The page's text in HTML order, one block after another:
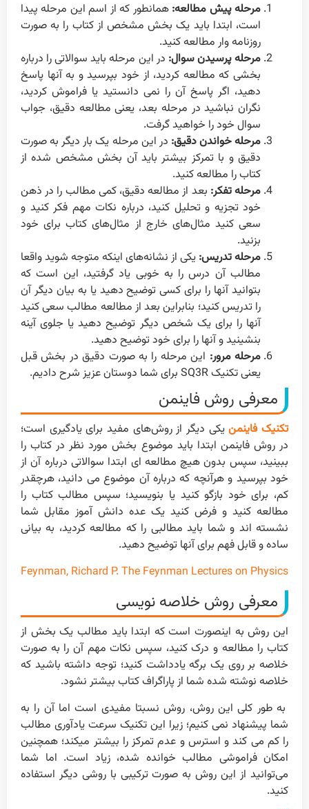
مرحله پیش مطالعه:همانطور که از اسم این مرحله پیدا
است، ابتدا باید یک بخش مشخص از کتاب را به صورت
روزنامه وار مطالعه کنید.
مرحله پرسیدن سوال: در این مرحله باید سوالاتی را درباره
بخشی که مطالعه کردید، از خود بپرسید و به آنها پاسخ
دهید، اگر پاسخ آن را نمی دانستید یا فراموش کردید،
نگران نباشید در مرحله بعد، یعنی مطالعه دقیق، جواب
سوال خود را خواهید گرفت.
مرحله خواندن دقیق: در این مرحله یک بار دیگر به صورت
دقیق و با تمرکز بیشتر باید آن بخش مشخص شده از
کتاب را مطالعه کنید.
مرحله تفکر: بعد از مطالعه دقیق، کمی مطالب را در ذهن
خود تجزیه و تحلیل کنید، درباره نکات مهم فکر کنید و
سعی کنید مثال‌های خارج از مثال‌های کتاب برای خود
بزنید.
مرحله تدریس: یکی از نشانه‌های اینکه متوجه شوید واقعا
مطالب آن درس را به خوبی یاد گرفتید، این است که
بتوانید آنها را برای کسی توضیح دهید یا به بیان دیگر آن
را تدریس کنید؛ بنابراین بعد از مطالعه مطالب سعی کنید
آنها را برای یک شخص دیگر توضیح دهید یا جلوی آینه
بنشینید و آنها را برای خود توضیح دهید.
مرحله مرور: این مرحله را به صورت دقیق در بخش قبل
یعنی تکنیک SQ3R برای شما دوستان عزیز شرح دادیم.
معرفی روش فاینمن
تکنیک فاینمنیکی دیگر از روش‌های مفید برای یادگیری است؛
در روش فاینمن ابتدا باید موضوع بخش مورد نظر در کتاب را
ببینید، سپس بدون هیچ مطالعه ای ابتدا سوالاتی درباره آن از
خود بپرسید و هرآنچه که درباره آن موضوع می دانید، هرچقدر
کم، برای خود بازگو کنید یا بنویسید؛ سپس مطالب کتاب را
مطالعه کنید و فرض کنید یک عده دانش آموز مقابل شما
نشسته اند و شما باید مطالبی را که مطالعه کردید، به بیانی
ساده و قابل فهم برای آنها توضیح دهید.
Feynman, Richard P. The Feynman Lectures on Physics
معرفی روش خلاصه نویسی
این روش به اینصورت است که ابتدا باید مطالب یک بخش از
کتاب را مطالعه و درک کنید، سپس نکات مهم آن را به صورت
خلاصه بر روی یک برگه یادداشت کنید؛ توجه داشته باشید که
خلاصه نوشته شده شما از پاراگراف کتاب بیشتر نشود.
به طور کلی این روش، روش نسبتا مفیدی است اما آن را به
شما پیشنهاد نمی کنیم؛ زیرا این تکنیک سرعت یادآوری مطالب
را کم می کند و استرس و عدم تمرکز را بیشتر میکند؛ همچنین
امکان فراموشی مطالب خوانده شده، زیاد است. اما شما
می‌توانید از این روش به صورت ترکیبی با روشی دیگر استفاده
کنید.